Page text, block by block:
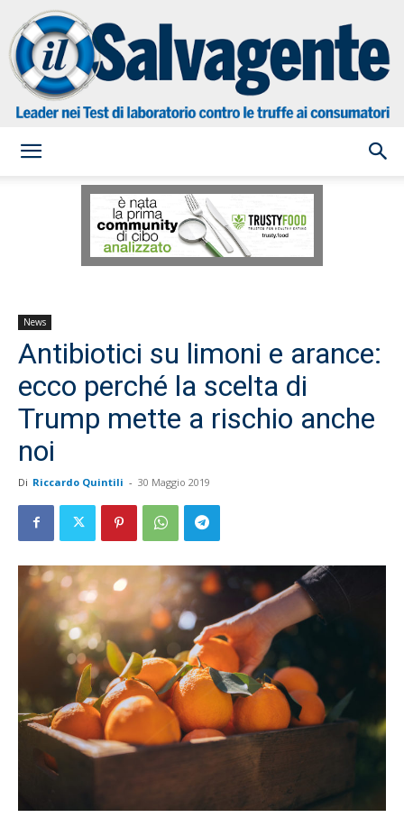
Salvagente
News
Antibiotici su limoni e arance:
ecco perché la scelta di
Trump mette a rischio anche
noi
Di Riccardo Quintili - 30 Maggio 2019